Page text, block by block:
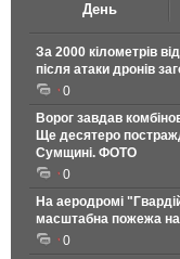
День
За 2000 кілометрів
після атаки дронів
0
Ворог завдав
Ще десятеро
Сумщині. ФОТО
0
На аеродромі
масштабна пожежа на
0